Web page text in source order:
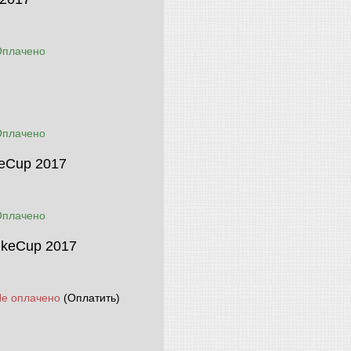
2017
2017
оплачено (Оплатить)